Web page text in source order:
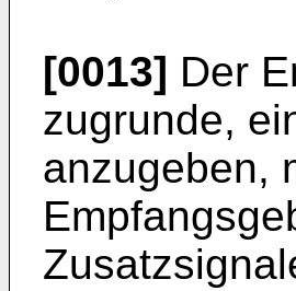
[0013] Der
zugrunde,
anzugeben,